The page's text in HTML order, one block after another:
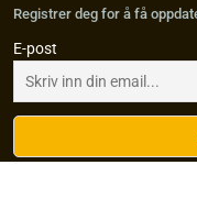
Registrer deg for å få
E-post